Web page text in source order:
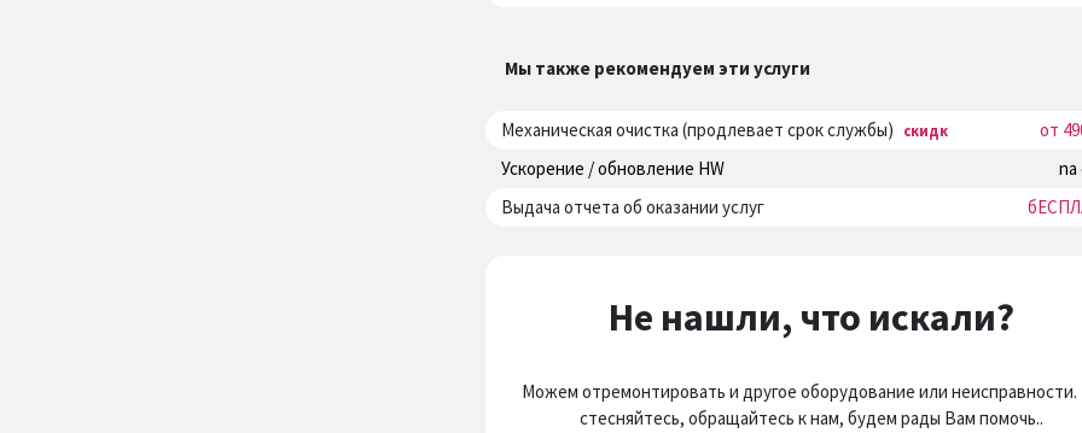
Мы также рекомендуем эти услуги
Механическая очистка (продлевает срок службы) скидк
от
Ускорение / обновление HW
na
Выдача отчета об оказании услуг
Не нашли, что искали?
Можем отремонтировать и другое оборудование или
стесняйтесь, обращайтесь к нам, будем рады Вам помочь..